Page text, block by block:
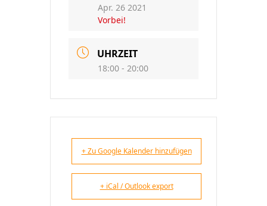
Apr. 26 2021
Vorbei!
UHRZEIT
18:00 - 20:00
+ Zu Google Kalender hinzufügen
+ iCal / Outlook export